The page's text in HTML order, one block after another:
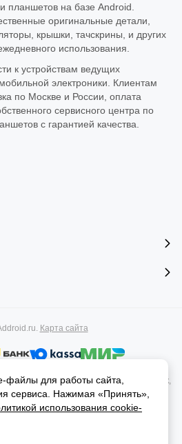
планшетов на базе Android.
оригинальные детали,
крышки, тачскрины, и других
использования.​
к устройствам ведущих
электроники. Клиентам
по Москве и России, оплата
сервисного центра по
с гарантией качества.
Карта сайта
информация, касающаяся характеристик,
информационный характер и ни при
публичной офертой, определяемой
Гражданского кодекса РФ.
файлы для работы сайта,
сервиса. Нажимая «Принять»,
использования cookie-